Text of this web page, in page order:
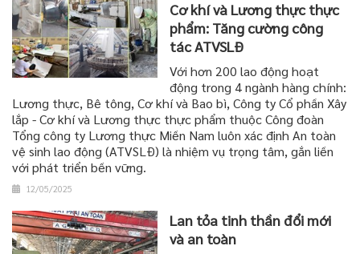
Cơ khí và Lương thực thực
phẩm: Tăng cường công
tác ATVSLĐ
Với hơn 200 lao động hoạt
động trong 4 ngành hàng chính:
Lương thực, Bê tông, Cơ khí và Bao bì, Công ty Cổ phần Xây
lắp - Cơ khí và Lương thực thực phẩm thuộc Công đoàn
Tổng công ty Lương thực Miền Nam luôn xác định An toàn
vệ sinh lao động (ATVSLĐ) là nhiệm vụ trọng tâm, gắn liền
với phát triển bền vững.
12/05/2025
Lan tỏa tinh thần đổi mới
và an toàn